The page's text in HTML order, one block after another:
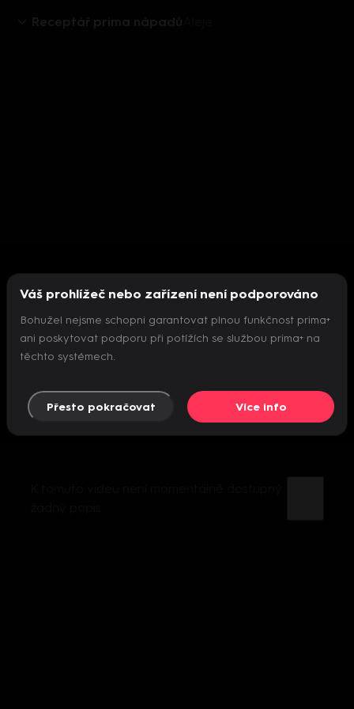
Receptář prima nápadů
Nepodařilo se inicializovat přehrávač
Váš prohlížeč nebo zařízení není podporováno
Bohužel nejsme schopni garantovat plnou funkčnost prima+
ani poskytovat podporu při potížích se službou prima+ na
těchto systémech.
Přesto pokračovat Více info